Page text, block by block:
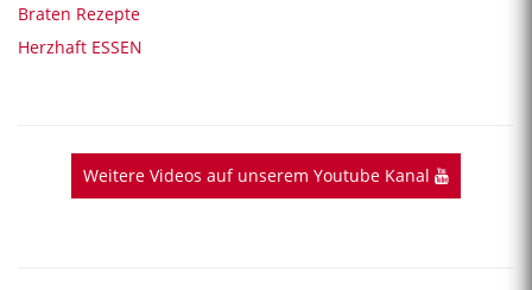
Braten Rezepte
Herzhaft ESSEN
Weitere Videos auf unserem Youtube Kanal